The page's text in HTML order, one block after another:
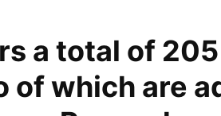
a total of
of which are